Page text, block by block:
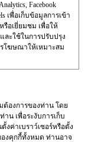
Facebook
เพื่อเก็บข้อมูลการเข้า
อเยี่ยมชม เพื่อให้
ละใช้ในการปรับปรุง
โฆษณาให้เหมาะสม
ต้องการของท่าน โดย
น เพื่อระงับการเก็บ
ค่าเบราว์เซอร์หรือตั้ง
งคุกกี้ทั้งหมด ท่านอาจ